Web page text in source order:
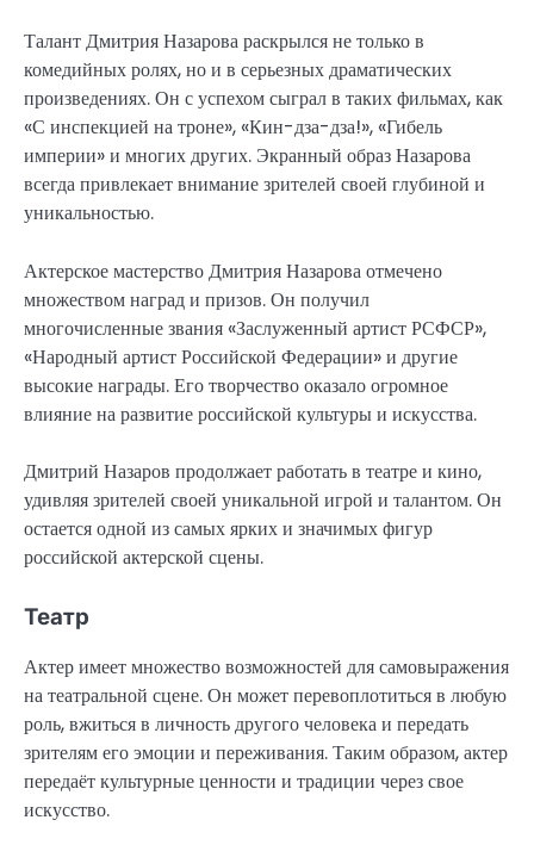
Талант Дмитрия Назарова раскрылся не только в
комедийных ролях, но и в серьезных драматических
произведениях. Он с успехом сыграл в таких фильмах, как
«С инспекцией на троне», «Кин-дза-дза!», «Гибель
империи» и многих других. Экранный образ Назарова
всегда привлекает внимание зрителей своей глубиной и
уникальностью.
Актерское мастерство Дмитрия Назарова отмечено
множеством наград и призов. Он получил
многочисленные звания «Заслуженный артист РСФСР»,
«Народный артист Российской Федерации» и другие
высокие награды. Его творчество оказало огромное
влияние на развитие российской культуры и искусства.
Дмитрий Назаров продолжает работать в театре и кино,
удивляя зрителей своей уникальной игрой и талантом. Он
остается одной из самых ярких и значимых фигур
российской актерской сцены.
Театр
Актер имеет множество возможностей для самовыражения
на театральной сцене. Он может перевоплотиться в любую
роль, вжиться в личность другого человека и передать
зрителям его эмоции и переживания. Таким образом, актер
передаёт культурные ценности и традиции через свое
искусство.